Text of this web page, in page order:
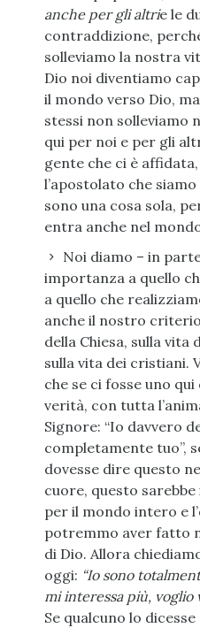
anche per gli altrie le
contraddizione,
solleviamo la nostra
Dio noi diventiamo
il mondo verso Dio,
stessi non solleviamo
qui per noi e per gli
gente che ci è
l’apostolato che
sono una cosa sola,
entra anche nel
Noi diamo – in
importanza a quello
a quello che
anche il nostro
della Chiesa, sulla vita
sulla vita dei cristiani.
che se ci fosse uno
verità, con tutta
Signore: “Io davvero
completamente tuo”,
dovesse dire questo
cuore, questo
per il mondo intero e
potremmo aver fatto
di Dio. Allora
oggi: “Io sono
mi interessa più, voglio
Se qualcuno lo